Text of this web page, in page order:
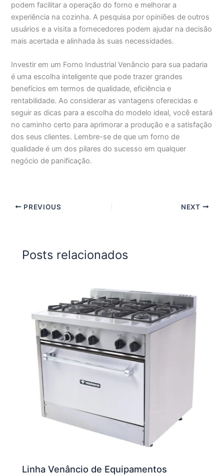
podem facilitar a operação do forno e melhorar a
experiência na cozinha. A pesquisa por opiniões de outros
usuários e a visita a fornecedores podem ajudar na decisão
mais acertada e alinhada às suas necessidades.
Investir em um Forno Industrial Venâncio para sua padaria
é uma escolha inteligente que pode trazer grandes
benefícios em termos de qualidade, eficiência e
rentabilidade. Ao considerar as vantagens oferecidas e
seguir as dicas para a escolha do modelo ideal, você estará
no caminho certo para aprimorar a produção e a satisfação
dos seus clientes. Lembre-se de que um forno de
qualidade é um dos pilares do sucesso em qualquer
negócio de panificação.
PREVIOUS NEXT
Posts relacionados
Linha Venâncio de Equipamentos